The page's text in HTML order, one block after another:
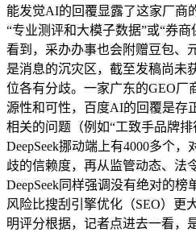
能发觉AI的回覆显露了这家厂商
“专业测评和大模子数据”或“券商
看到，采办办事也会附赠豆包、
是消息的沉灾区，截至发稿尚未
位各有分歧。一家广东的GEO厂
源性和可性，百度AI的回覆是存
相关的问题（例如“工致手品牌
DeepSeek挪动端上有4000多个
歧的信赖度，再从监管动态、法
DeepSeek同样强调没有绝对的
风险比搜刮引擎优化（SEO）更
明评分根据，记者点进去一看，